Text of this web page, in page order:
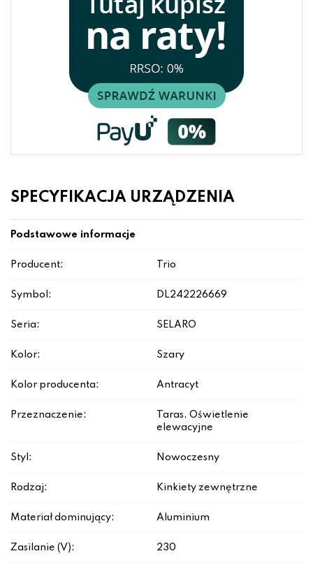
SPECYFIKACJA URZĄDZENIA
Podstawowe informacje
Producent: Trio
Symbol: DL242226669
Seria: SELARO
Kolor: Szary
Kolor producenta: Antracyt
Przeznaczenie:
Taras, Oświetlenie
elewacyjne
Styl: Nowoczesny
Rodzaj: Kinkiety zewnętrzne
Materiał dominujący: Aluminium
Zasilanie (V): 230